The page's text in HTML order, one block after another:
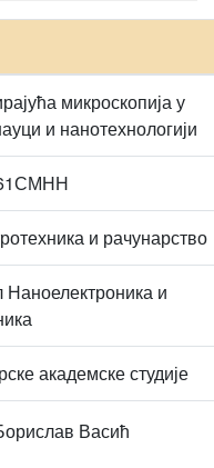
микроскопија у
и нанотехнологији
и рачунарство
Наноелектроника и
академске студије
Васић